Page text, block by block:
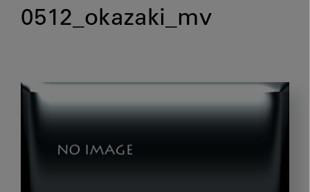
0512_okazaki_mv